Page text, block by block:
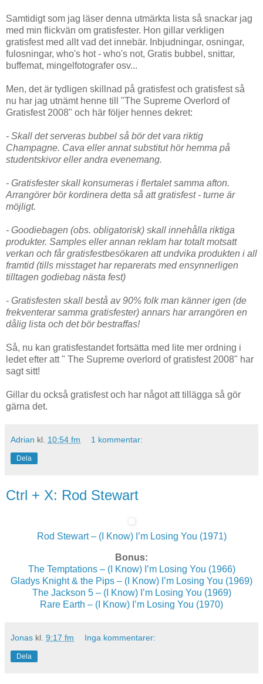
Samtidigt som jag läser denna utmärkta lista så snackar jag
med min flickvän om gratisfester. Hon gillar verkligen
gratisfest med allt vad det innebär. Inbjudningar, osningar,
fulosningar, who's hot - who's not, Gratis bubbel, snittar,
buffemat, mingelfotografer osv...
Men, det är tydligen skillnad på gratisfest och gratisfest så
nu har jag utnämt henne till "The Supreme Overlord of
Gratisfest 2008" och här följer hennes dekret:
- Skall det serveras bubbel så bör det vara riktig
Champagne. Cava eller annat substitut hör hemma på
studentskivor eller andra evenemang.
- Gratisfester skall konsumeras i flertalet samma afton.
Arrangörer bör kordinera detta så att gratisfest - turne är
möjligt.
- Goodiebagen (obs. obligatorisk) skall innehålla riktiga
produkter. Samples eller annan reklam har totalt motsatt
verkan och får gratisfestbesökaren att undvika produkten i all
framtid (tills misstaget har reparerats med ensynnerligen
tilltagen godiebag nästa fest)
- Gratisfesten skall bestå av 90% folk man känner igen (de
frekventerar samma gratisfester) annars har arrangören en
dålig lista och det bör bestraffas!
Så, nu kan gratisfestandet fortsätta med lite mer ordning i
ledet efter att " The Supreme overlord of gratisfest 2008" har
sagt sitt!
Gillar du också gratisfest och har något att tillägga så gör
gärna det.
Adrian kl. 10:54 fm 1 kommentar:
Dela
Ctrl + X: Rod Stewart
Rod Stewart – (I Know) I’m Losing You (1971)
Bonus:
The Temptations – (I Know) I’m Losing You (1966)
Gladys Knight & the Pips – (I Know) I’m Losing You (1969)
The Jackson 5 – (I Know) I’m Losing You (1969)
Rare Earth – (I Know) I’m Losing You (1970)
Jonas kl. 9:17 fm Inga kommentarer:
Dela